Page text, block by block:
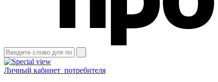
Личный кабинет потребителя